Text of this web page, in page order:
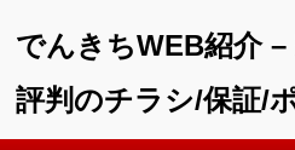
でんきちWEB紹介
評判のチラシ/保証/